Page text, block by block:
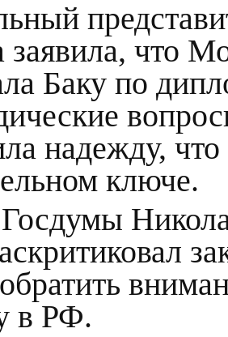
заявила, что
Баку по
надежду,
ключе.
в РФ.